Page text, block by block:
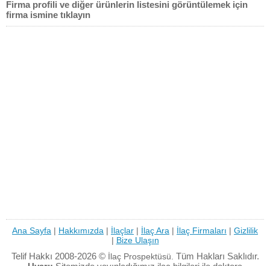
Firma profili ve diğer ürünlerin listesini görüntülemek için
firma ismine tıklayın
Ana Sayfa | Hakkımızda | İlaçlar | İlaç Ara | İlaç Firmaları | Gizlilik
| Bize Ulaşın
Telif Hakkı 2008-2026 © İlaç Prospektüsü. Tüm Hakları Saklıdır.